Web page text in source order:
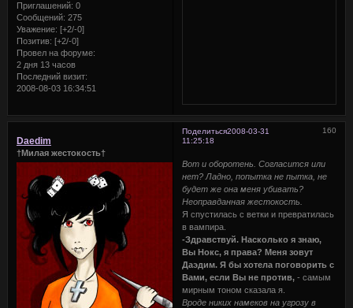
Приглашений: 0
Сообщений: 275
Уважение: [+2/-0]
Позитив: [+2/-0]
Провел на форуме:
2 дня 13 часов
Последний визит:
2008-08-03 16:34:51
Поделиться 160
2008-03-31
11:25:18
Daedim
†Милая жестокость†
Вот и оборотень. Согласится или
нет? Ладно, попытка не пытка, не
будет же она меня убивать?
Неоправданная жестокость.
Я спустилась с ветки и превратилась
в вампира.
-Здравствуй. Насколько я знаю,
Вы Нокс, я права? Меня зовут
Даэдим. Я бы хотела поговорить с
Вами, если Вы не против,- самым
мирным тоном сказала я.
Вроде никих намеков на угрозу в